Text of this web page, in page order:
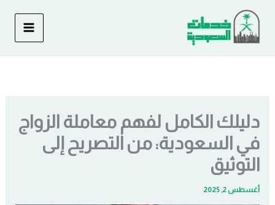
المحتوى
دليلك الكامل لفهم معاملة الزواج
في السعودية: من التصريح إلى
التوثيق
أغسطس 2, 2025